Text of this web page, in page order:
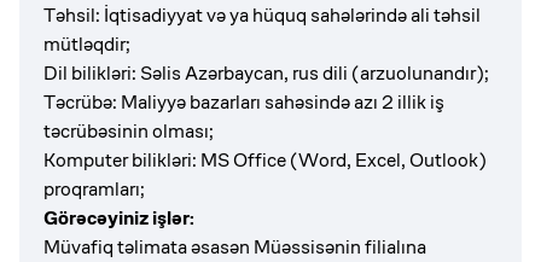
Təhsil: İqtisadiyyat və ya hüquq sahələrində ali təhsil
mütləqdir;
Dil bilikləri: Səlis Azərbaycan, rus dili (arzuolunandır);
Təcrübə: Maliyyə bazarları sahəsində azı 2 illik iş
təcrübəsinin olması;
Komputer bilikləri: MS Office (Word, Excel, Outlook)
proqramları;
Görəcəyiniz işlər:
Müvafiq təlimata əsasən Müəssisənin filialına